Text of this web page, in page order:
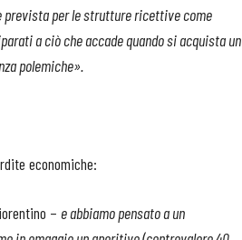
prevista per le strutture ricettive come
a ciò che accade quando si acquista un
polemiche».
economiche:
– e abbiamo pensato a un